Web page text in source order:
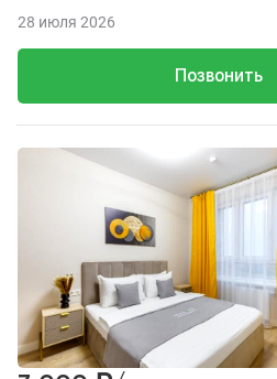
Позвонить
28 июля 2026